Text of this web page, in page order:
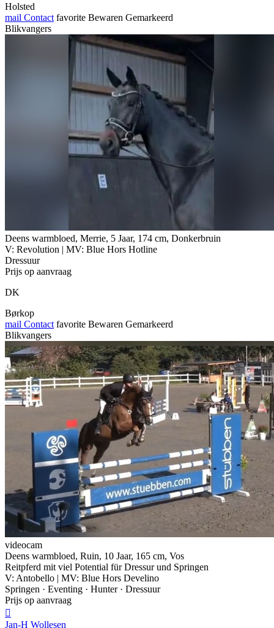
Holsted
mail Contact favorite Bewaren Gemarkeerd
Blikvangers
Deens warmbloed, Merrie, 5 Jaar, 174 cm, Donkerbruin
V: Revolution | MV: Blue Hors Hotline
Dressuur
Prijs op aanvraag
DK
Børkop
mail Contact favorite Bewaren Gemarkeerd
Blikvangers
videocam
Deens warmbloed, Ruin, 10 Jaar, 165 cm, Vos
Reitpferd mit viel Potential für Dressur und Springen
V: Antobello | MV: Blue Hors Develino
Springen · Eventing · Hunter · Dressuur
Prijs op aanvraag

Jan-H Wollesen